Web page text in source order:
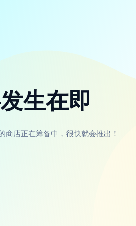
生在即
商店正在筹备中，很快就会推出！